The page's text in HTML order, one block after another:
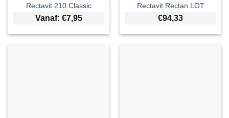
Rectavit 210 Classic
Vanaf: €7,95
Rectavit Rectan LOT
€94,33